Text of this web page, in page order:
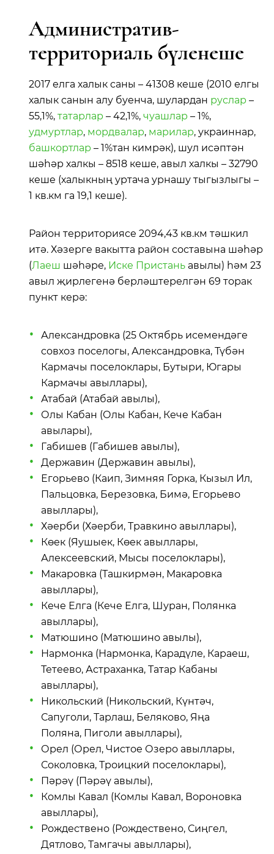
Административ-
территориаль бүленеше
2017 елга халык саны – 41308 кеше (2010 елгы
халык санын алу буенча, шулардан руслар –
55,1%, татарлар – 42,1%, чуашлар – 1%,
удмуртлар, мордвалар, марилар, украиннар,
башкортлар – 1%тан кимрәк), шул исәптән
шәһәр халкы – 8518 кеше, авыл халкы – 32790
кеше (халыкның уртача урнашу тыгызлыгы –
1 кв.км га 19,1 кеше).
Район территориясе 2094,43 кв.км тәшкил
итә. Хәзерге вакытта район составына шәһәр
(Лаеш шәһәре, Иске Пристань авылы) һәм 23
авыл җирлегенә берләштерелгән 69 торак
пункт керә:
Александровка (25 Октябрь исемендәге
совхоз поселогы, Александровка, Түбән
Кармачы поселоклары, Бутыри, Югары
Кармачы авыллары),
Атабай (Атабай авылы),
Олы Кабан (Олы Кабан, Кече Кабан
авылары),
Габишев (Габишев авылы),
Державин (Державин авылы),
Егорьево (Каип, Зимняя Горка, Кызыл Ил,
Пальцовка, Березовка, Бимә, Егорьево
авыллары),
Хәерби (Хәерби, Травкино авыллары),
Көек (Яушыек, Көек авыллары,
Алексеевский, Мысы поселоклары),
Макаровка (Ташкирмән, Макаровка
авыллары),
Кече Елга (Кече Елга, Шуран, Полянка
авыллары),
Матюшино (Матюшино авылы),
Нармонка (Нармонка, Карадүле, Караеш,
Тетеево, Астраханка, Татар Кабаны
авыллары),
Никольский (Никольский, Күнтәч,
Сапуголи, Тарлаш, Беляково, Яңа
Поляна, Пиголи авыллары),
Орел (Орел, Чистое Озеро авыллары,
Соколовка, Троицкий поселоклары),
Пәрәү (Пәрәү авылы),
Комлы Кавал (Комлы Кавал, Вороновка
авыллары),
Рождествено (Рождествено, Сиңгел,
Дятлово, Тамгачы авыллары),